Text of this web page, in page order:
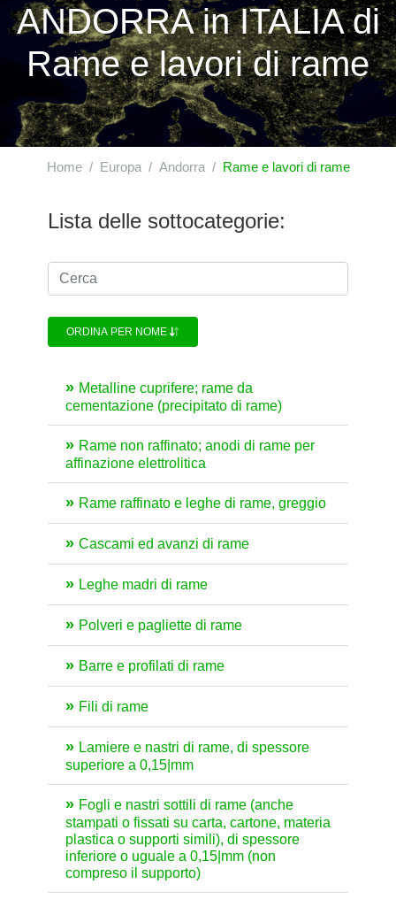
ANDORRA in ITALIA di
Rame e lavori di rame
Home Europa Andorra Rame e lavori di rame
Lista delle sottocategorie:
ORDINA PER NOME
Metalline cuprifere; rame da
cementazione (precipitato di rame)
Rame non raffinato; anodi di rame per
affinazione elettrolitica
Rame raffinato e leghe di rame, greggio
Cascami ed avanzi di rame
Leghe madri di rame
Polveri e pagliette di rame
Barre e profilati di rame
Fili di rame
Lamiere e nastri di rame, di spessore
superiore a 0,15|mm
Fogli e nastri sottili di rame (anche
stampati o fissati su carta, cartone, materia
plastica o supporti simili), di spessore
inferiore o uguale a 0,15|mm (non
compreso il supporto)